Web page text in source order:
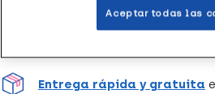
Añadir a la Wishlist
Entrega rápida y gratuita
Aceptar todas las